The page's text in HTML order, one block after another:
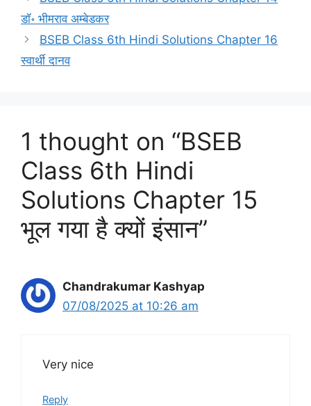
डॉ॰ भीमराव अम्बेडकर
BSEB Class 6th Hindi Solutions Chapter 16
स्वार्थी दानव
1 thought on “BSEB
Class 6th Hindi
Solutions Chapter 15
भूल गया है क्यों इंसान”
Chandrakumar Kashyap
07/08/2025 at 10:26 am
Very nice
Reply